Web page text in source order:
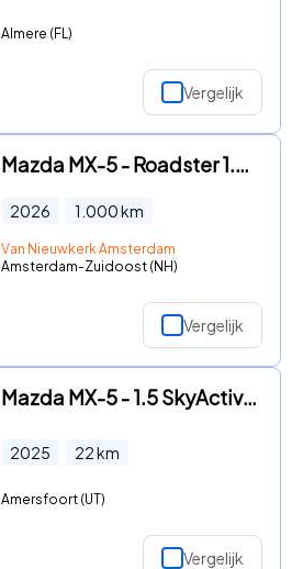
Almere (FL)
Vergelijk
Mazda MX-5 - Roadster 1.5 Skyactiv-G 132pk Homura | Brembo remmen | Recar
2026 1.000km
Van Nieuwkerk Amsterdam
Amsterdam-Zuidoost (NH)
Vergelijk
Mazda MX-5 - 1.5 SkyActiv-G 132 Exclusive-Line | Spoiler | Diffuser | Spl
2025 22km
Amersfoort (UT)
Vergelijk